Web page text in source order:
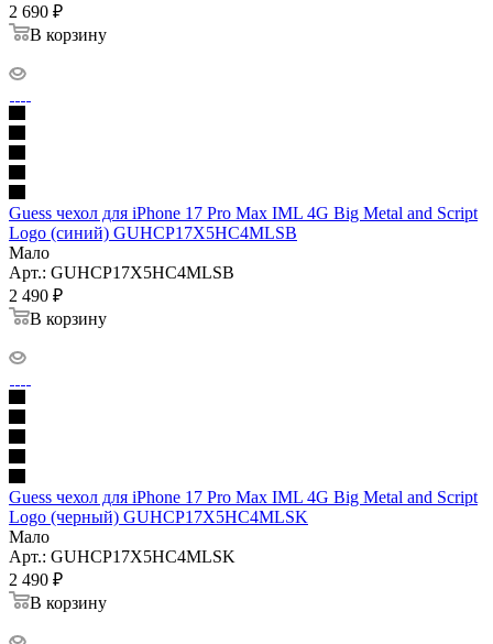
2 690 ₽
В корзину
Guess чехол для iPhone 17 Pro Max IML 4G Big Metal and Script
Logo (синий) GUHCP17X5HC4MLSB
Мало
Арт.: GUHCP17X5HC4MLSB
2 490 ₽
В корзину
Guess чехол для iPhone 17 Pro Max IML 4G Big Metal and Script
Logo (черный) GUHCP17X5HC4MLSK
Мало
Арт.: GUHCP17X5HC4MLSK
2 490 ₽
В корзину